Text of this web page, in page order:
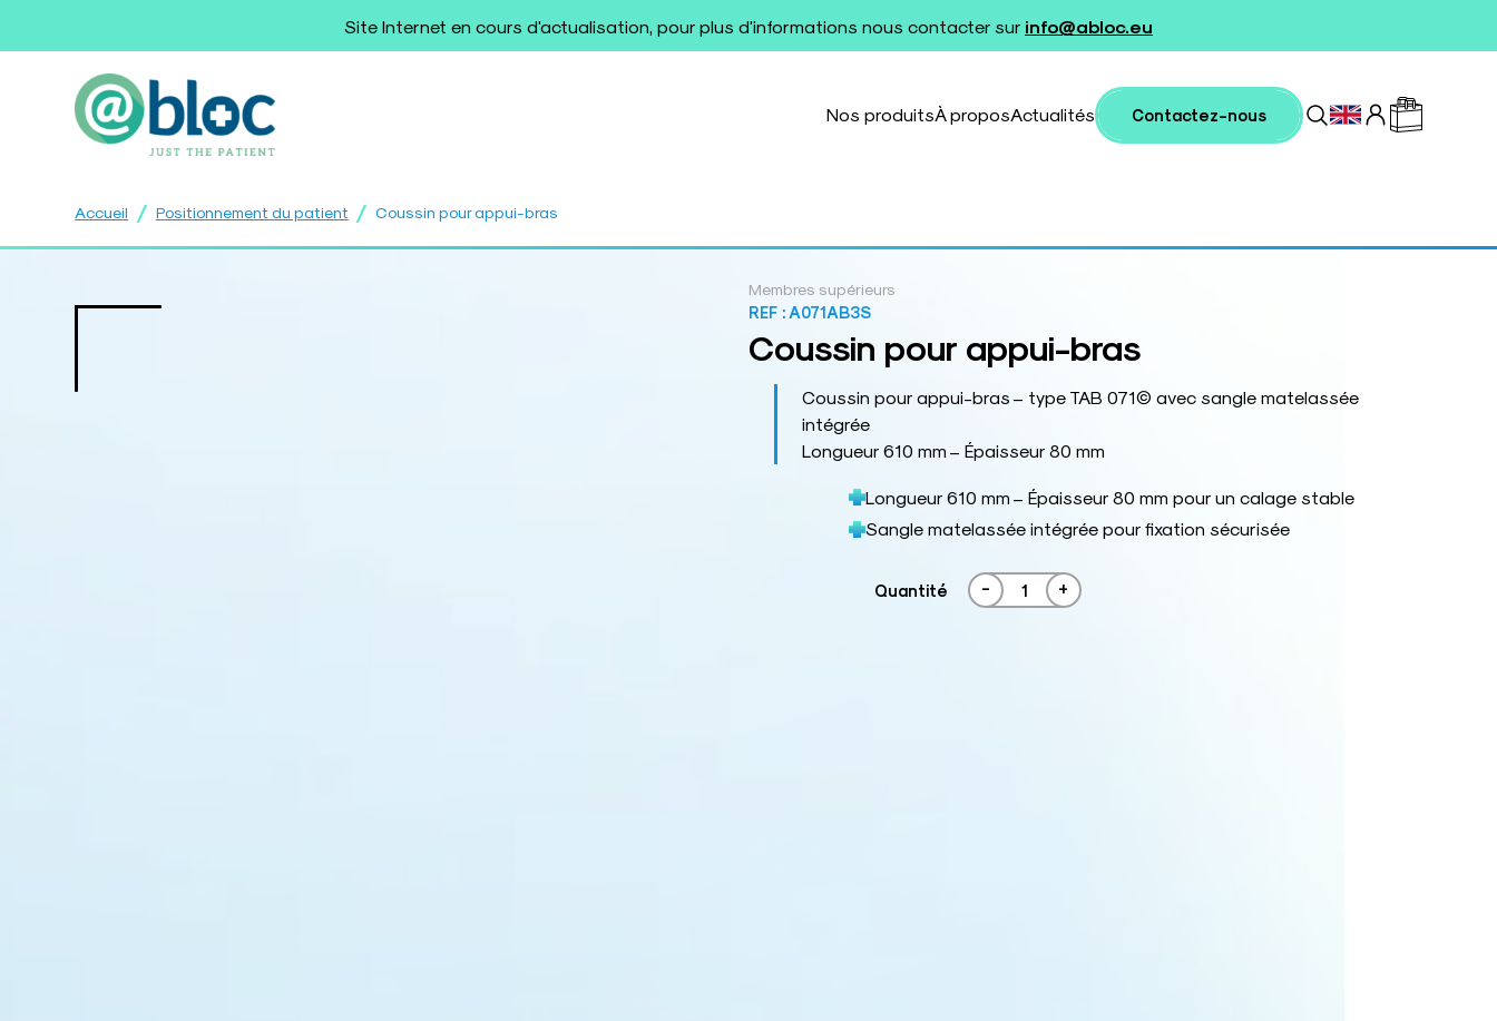
Site Internet en cours d'actualisation, pour plus d'informations nous contacter sur info@abloc.eu
Nos produitsÀ proposActualités Contactez-nous
Accueil / Positionnement du patient / Coussin pour appui-bras
Membres supérieurs
REF : A071AB3S
Coussin pour appui-bras
Coussin pour appui-bras – type TAB 071© avec sangle matelassée
intégrée
Longueur 610 mm – Épaisseur 80 mm
Longueur 610 mm – Épaisseur 80 mm pour un calage stable
Sangle matelassée intégrée pour fixation sécurisée
Quantité - +